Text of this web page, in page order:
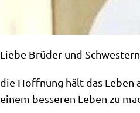
Lie­be Brü­der und Schwestern,
die Hoff­nung hält das Leben
einem bes­se­ren Leben zu